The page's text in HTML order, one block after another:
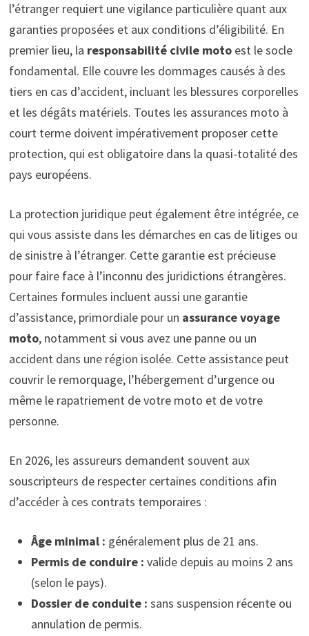
l’étranger requiert une vigilance particulière quant aux
garanties proposées et aux conditions d’éligibilité. En
premier lieu, la responsabilité civile motoest le socle
fondamental. Elle couvre les dommages causés à des
tiers en cas d’accident, incluant les blessures corporelles
et les dégâts matériels. Toutes les assurances moto à
court terme doivent impérativement proposer cette
protection, qui est obligatoire dans la quasi-totalité des
pays européens.
La protection juridique peut également être intégrée, ce
qui vous assiste dans les démarches en cas de litiges ou
de sinistre à l’étranger. Cette garantie est précieuse
pour faire face à l’inconnu des juridictions étrangères.
Certaines formules incluent aussi une garantie
d’assistance, primordiale pour un assurance voyage
moto, notamment si vous avez une panne ou un
accident dans une région isolée. Cette assistance peut
couvrir le remorquage, l’hébergement d’urgence ou
même le rapatriement de votre moto et de votre
personne.
En 2026, les assureurs demandent souvent aux
souscripteurs de respecter certaines conditions afin
d’accéder à ces contrats temporaires :
Âge minimal : généralement plus de 21 ans.
Permis de conduire : valide depuis au moins 2 ans
(selon le pays).
Dossier de conduite : sans suspension récente ou
annulation de permis.